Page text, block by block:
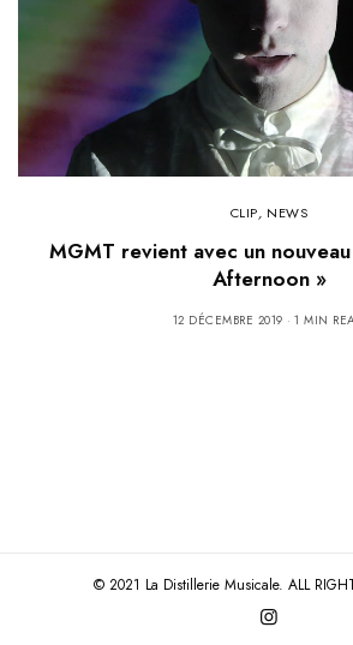
CLIP, NEWS
MGMT revient avec un
Afternoon »
12 DÉCEMBRE 2019 1 MIN
© 2021 La Distillerie Musicale. ALL